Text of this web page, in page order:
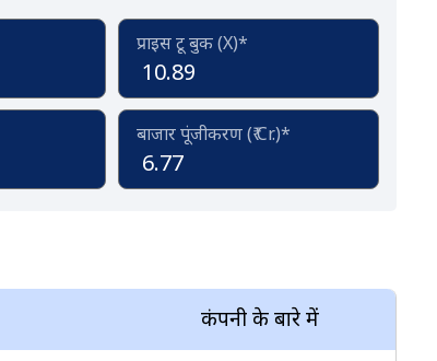
प्राइस टू बुक (X)*
10.89
बाजार पूंजीकरण (₹ Cr.)*
6.77
कंपनी के बारे में